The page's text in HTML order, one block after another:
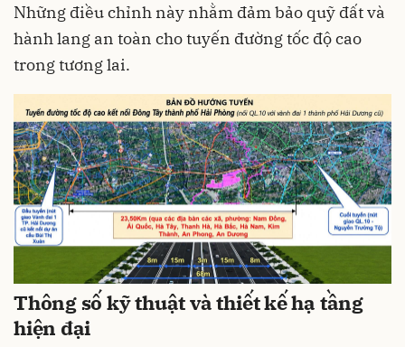
Những điều chỉnh này nhằm đảm bảo quỹ đất và
hành lang an toàn cho tuyến đường tốc độ cao
trong tương lai.
Thông số kỹ thuật và thiết kế hạ tầng
hiện đại